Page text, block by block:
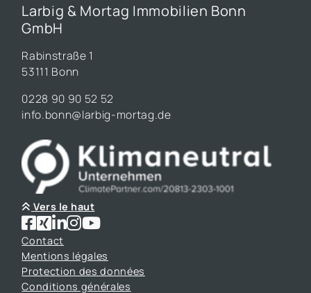
Larbig & Mortag Immobilien Bonn
GmbH
Rabinstraße 1
53111 Bonn
0228 90 90 52 52
info.bonn@larbig-mortag.de
Vers le haut
Contact
Mentions légales
Protection des données
Conditions générales